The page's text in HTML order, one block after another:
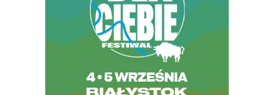
Wody mineralne i napoje - producenci, hurtownie
Wydawnictwa (19)
Wyposażenie gastronomii i hoteli(4)